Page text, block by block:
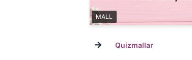
MALL
→ Quizmallar